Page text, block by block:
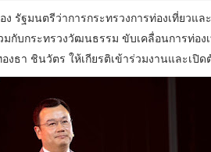
รัฐมนตรีว่าการกระทรวงการท่องเที่ยวแ
กับกระทรวงวัฒนธรรม ขับเคลื่อนการท่อ
ธา ชินวัตร ให้เกียรติเข้าร่วมงานและเปิด